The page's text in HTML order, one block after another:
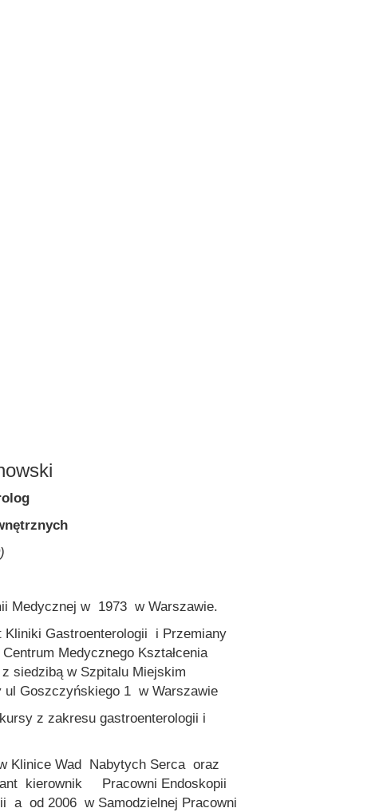
Medycznej w 1973 w Warszawie.
Kliniki Gastroenterologii i Przemiany
Medycznego Kształcenia
siedzibą w Szpitalu Miejskim
ul Goszczyńskiego 1 w Warszawie
z zakresu gastroenterologii i
Klinice Wad Nabytych Serca oraz
kierownik Pracowni Endoskopii
a od 2006 w Samodzielnej Pracowni